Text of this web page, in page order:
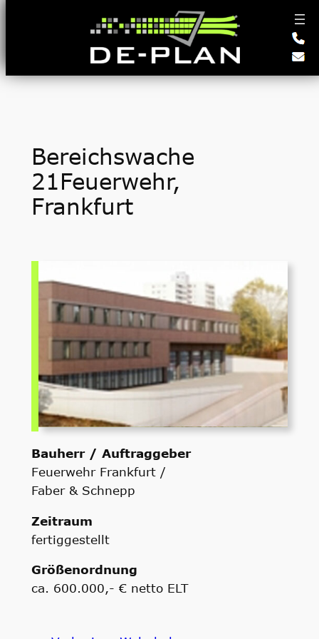
Bereichswache
21Feuerwehr,
Frankfurt
Bauherr / Auftraggeber
Feuerwehr Frankfurt /
Faber & Schnepp
Zeitraum
fertiggestellt
Größenordnung
ca. 600.000,- € netto ELT